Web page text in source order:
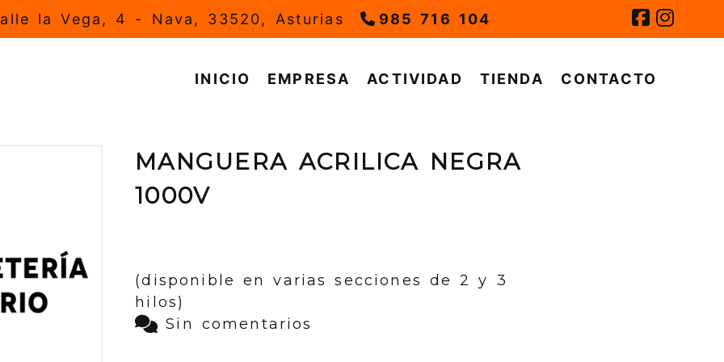
la Vega, 4 - Nava, 33520, Asturias 985 716 104
INICIO EMPRESA ACTIVIDAD TIENDA CONTACTO
MANGUERA ACRILICA NEGRA
1000V
(disponible en varias secciones de 2 y 3
hilos)
Sin comentarios